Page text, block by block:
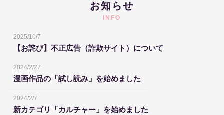
お知らせ
INFO
2025/10/7
【お詫び】不正広告（詐欺サイト）について
2024/2/27
漫画作品の「試し読み」を始めました
2024/2/7
新カテゴリ「カルチャー」を始めました